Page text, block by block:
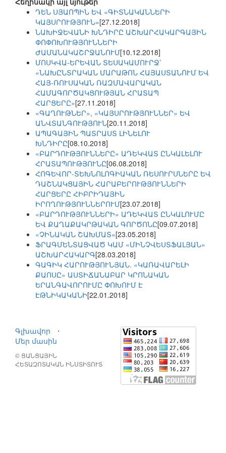
ԴԵՆ ՍՅԱՈՊԻՆ ԵՎ «ԳԻՏՆԱԿԱՆՆԵՐԻ
ԿԱՅՍՐՈՒԹՅՈՒՆ»[27.12.2018]
ՆԱԽԻՋԵՎԱՆԻ ԽՆԴԻՐԸ ԱՇԽԱՐՀԱԿԱՐԳԱՅԻՆ
ՓՈՓՈԽՈՒԹՅՈՒՆՆԵՐԻ
ԺԱՄԱՆԱԿԱՇՐՋԱՆՈՒՄ[10.12.2018]
ՄՈՍԿՎԱ-ԵՐԵՎԱՆ ՏԵՍԱԿԱՄՈՒՐՋ՝
«ՆԱԽԸՆՏՐԱԿԱՆ ՄԱՐԱԹՈՆ ՀԱՅԱՍՏԱՆՈՒՄ ԵՎ
ՀԱՅ-ՌՈՒՍԱԿԱՆ ՌԱԶՄԱՎԱՐԱԿԱՆ
ՀԱՄԱԳՈՐԾԱԿՑՈՒԹՅԱՆ ՀՐԱՏԱՊ
ՀԱՐՑԵՐԸ»[27.11.2018]
«ԳԱՂՈՒԹՆԵՐ», «ԿԱՅՍՐՈՒԹՅՈՒՆՆԵՐ» ԵՎ
ԱՆՎՏԱՆԳՈՒԹՅՈՒՆ[20.11.2018]
ԱՊԱԳԱՅԻՆ ՊԱՏՐԱՍՏ ԼԻՆԵԼՈՒ
ԽՆԴԻՐԸ[08.10.2018]
«ԲԱՐԴՈՒԹՅՈՒՆՆԵՐԸ» ԱԴԵԿՎԱՏ ԸՆԿԱԼԵԼՈՒ
ՀՐԱՏԱՊՈՒԹՅՈՒՆԸ[06.08.2018]
ՀՈԳԵՎՈՐ-ՏԵԽՆՈԼՈԳԻԱԿԱՆ ՌԵՍՈՒՐՍՆԵՐԸ ԵՎ
ԴԱՇՆԱԿՑԱՅԻՆ ՀԱՐԱԲԵՐՈՒԹՅՈՒՆՆԵՐԻ
ՀԱՐՑԵՐԸ ՀԻԲՐԻԴԱՅԻՆ
ԻՐՈՂՈՒԹՅՈՒՆՆԵՐՈՒՄ[23.07.2018]
«ԲԱՐԴՈՒԹՅՈՒՆՆԵՐԻ» ԱԴԵԿՎԱՏ ԸՆԿԱԼՈՒՄԸ
ԵՎ ՔԱՂԱՔԱԿՐԹԱԿԱՆ ԳՈՐԾՈՆԸ[09.07.2018]
«ՉԻՆԱԿԱՆ ՇԱԽՄԱՏ»[23.05.2018]
ՖՐԱԳՄԵՆՏԱՑՎԱԾ ԿԱՄ «ՄԻՆՉՎԵՍՏՖԱԼՅԱՆ»
ԱՇԽԱՐՀԱԿԱՐԳ[28.03.2018]
ԳԱԳԻԿ ՀԱՐՈՒԹՅՈՒՆՅԱՆ. «ԿԱՌԱՎԱՐԵԼԻ
ՔԱՈՍԸ» ԱՍՏԻՃԱՆԱԲԱՐ ԿՐՈՆԱԿԱՆ
ԵՐԱՆԳԱՎՈՐՈՒՄԸ ՓՈԽՈՒՄ Է
ԷԹՆԻԿԱԿԱՆԻ[22.01.2018]
Գլխավոր
⋅
Մեր մասին
© ՑԱՆՑԱՅԻՆ
ՀԵՏԱԶՈՏԱԿԱՆ ԻՆՍՏԻՏՈՒՏ